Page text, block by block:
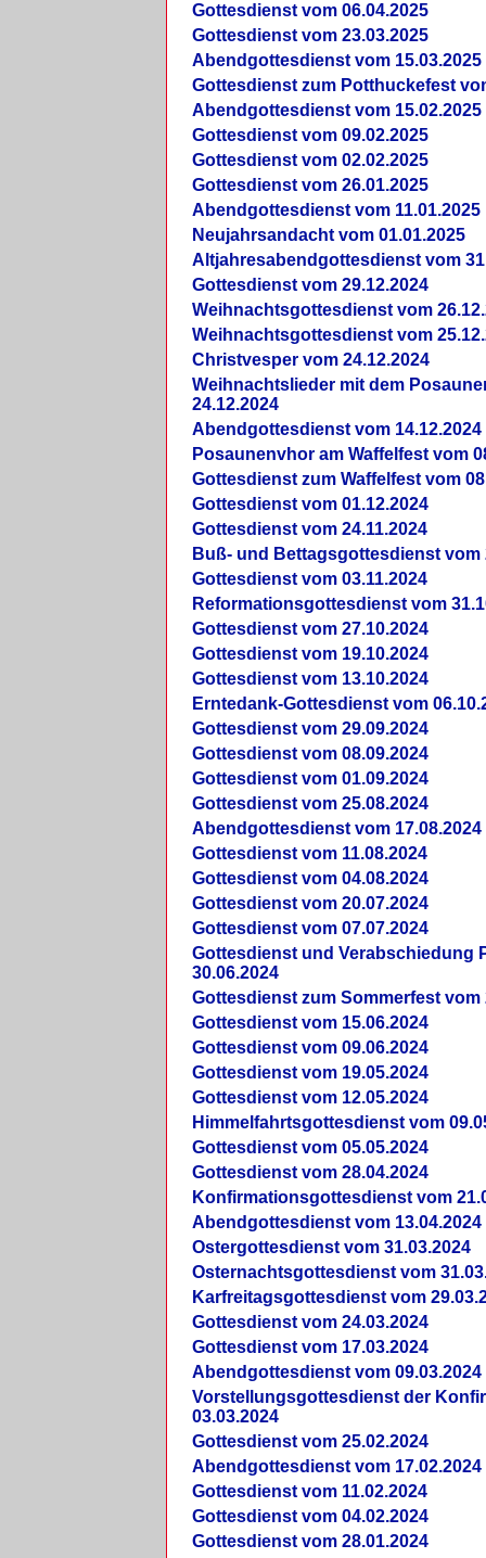
Gottesdienst vom 06.04.2025
Gottesdienst vom 23.03.2025
Abendgottesdienst vom 15.03.2025
Gottesdienst zum Potthuckefest
Abendgottesdienst vom 15.02.2025
Gottesdienst vom 09.02.2025
Gottesdienst vom 02.02.2025
Gottesdienst vom 26.01.2025
Abendgottesdienst vom 11.01.2025
Neujahrsandacht vom 01.01.2025
Altjahresabendgottesdienst vom
Gottesdienst vom 29.12.2024
Weihnachtsgottesdienst vom
Weihnachtsgottesdienst vom
Christvesper vom 24.12.2024
Weihnachtslieder mit dem
24.12.2024
Abendgottesdienst vom 14.12.2024
Posaunenvhor am Waffelfest vom
Gottesdienst zum Waffelfest vom
Gottesdienst vom 01.12.2024
Gottesdienst vom 24.11.2024
Buß- und Bettagsgottesdienst vom
Gottesdienst vom 03.11.2024
Reformationsgottesdienst vom
Gottesdienst vom 27.10.2024
Gottesdienst vom 19.10.2024
Gottesdienst vom 13.10.2024
Erntedank-Gottesdienst vom
Gottesdienst vom 29.09.2024
Gottesdienst vom 08.09.2024
Gottesdienst vom 01.09.2024
Gottesdienst vom 25.08.2024
Abendgottesdienst vom 17.08.2024
Gottesdienst vom 11.08.2024
Gottesdienst vom 04.08.2024
Gottesdienst vom 20.07.2024
Gottesdienst vom 07.07.2024
Gottesdienst und Verabschiedung
30.06.2024
Gottesdienst zum Sommerfest vom
Gottesdienst vom 15.06.2024
Gottesdienst vom 09.06.2024
Gottesdienst vom 19.05.2024
Gottesdienst vom 12.05.2024
Himmelfahrtsgottesdienst vom
Gottesdienst vom 05.05.2024
Gottesdienst vom 28.04.2024
Konfirmationsgottesdienst vom
Abendgottesdienst vom 13.04.2024
Ostergottesdienst vom 31.03.2024
Osternachtsgottesdienst vom
Karfreitagsgottesdienst vom
Gottesdienst vom 24.03.2024
Gottesdienst vom 17.03.2024
Abendgottesdienst vom 09.03.2024
Vorstellungsgottesdienst der
03.03.2024
Gottesdienst vom 25.02.2024
Abendgottesdienst vom 17.02.2024
Gottesdienst vom 11.02.2024
Gottesdienst vom 04.02.2024
Gottesdienst vom 28.01.2024